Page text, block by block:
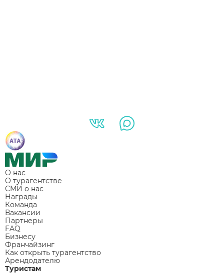
О нас
О турагентстве
СМИ о нас
Награды
Команда
Вакансии
Партнеры
FAQ
Бизнесу
Франчайзинг
Как открыть турагентство
Арендодателю
Туристам